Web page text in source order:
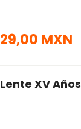
29,00 MXN
Lente XV Años